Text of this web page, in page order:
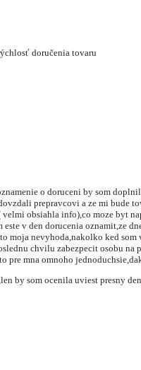
doručenia tovaru
o doruceni by som
prepravcovi a ze mi bude
obsiahla info),co moze byt
este v den dorucenia oznamit,ze
moja nevyhoda,nakolko ked som
chvilu zabezpecit osobu na
pre mna omnoho
by som ocenila uviest presny